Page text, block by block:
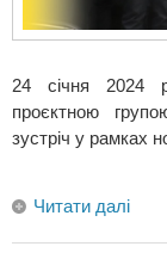
24 січня 2024
проєктною
зустріч у рамках
Читати далі